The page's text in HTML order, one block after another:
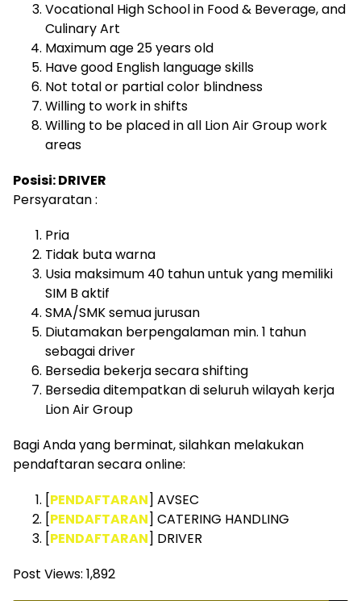
Vocational High School in Food & Beverage, and
Culinary Art
Maximum age 25 years old
Have good English language skills
Not total or partial color blindness
Willing to work in shifts
Willing to be placed in all Lion Air Group work
areas
Posisi: DRIVER
Persyaratan :
Pria
Tidak buta warna
Usia maksimum 40 tahun untuk yang memiliki
SIM B aktif
SMA/SMK semua jurusan
Diutamakan berpengalaman min. 1 tahun
sebagai driver
Bersedia bekerja secara shifting
Bersedia ditempatkan di seluruh wilayah kerja
Lion Air Group
Bagi Anda yang berminat, silahkan melakukan
pendaftaran secara online:
[PENDAFTARAN] AVSEC
[PENDAFTARAN] CATERING HANDLING
[PENDAFTARAN] DRIVER
Post Views: 1,892